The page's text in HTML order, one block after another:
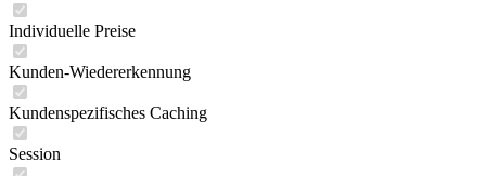
Individuelle Preise
Kunden-Wiedererkennung
Kundenspezifisches Caching
Session